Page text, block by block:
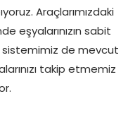
Araçlarımızdaki
eşyalarınızın sabit
sistemimiz de mevcut
takip etmemiz